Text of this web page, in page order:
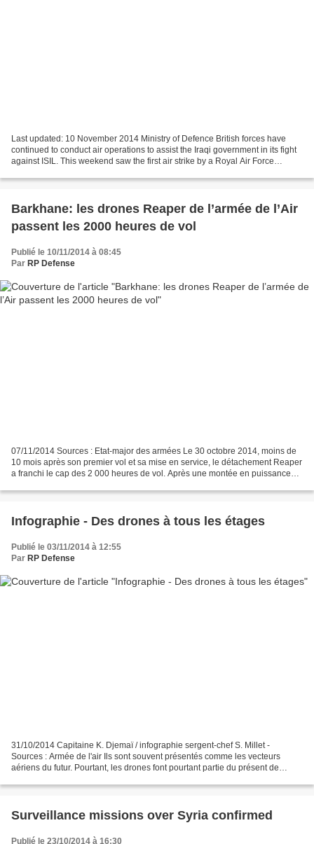
Last updated: 10 November 2014 Ministry of Defence British forces have
continued to conduct air operations to assist the Iraqi government in its fight
against ISIL. This weekend saw the first air strike by a Royal Air Force
Barkhane: les drones Reaper de l’armée de l’Air
passent les 2000 heures de vol
Publié le 10/11/2014 à 08:45
Par RP Defense
07/11/2014 Sources : Etat-major des armées Le 30 octobre 2014, moins de
10 mois après son premier vol et sa mise en service, le détachement Reaper
a franchi le cap des 2 000 heures de vol. Après une montée en puissance
Infographie - Des drones à tous les étages
Publié le 03/11/2014 à 12:55
Par RP Defense
31/10/2014 Capitaine K. Djemaï / infographie sergent-chef S. Millet -
Sources : Armée de l'air Ils sont souvent présentés comme les vecteurs
aériens du futur. Pourtant, les drones font pourtant partie du présent de
Surveillance missions over Syria confirmed
Publié le 23/10/2014 à 16:30